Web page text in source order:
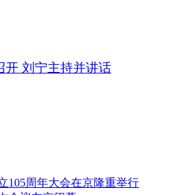
开 刘宁主持并讲话
105周年大会在京隆重举行